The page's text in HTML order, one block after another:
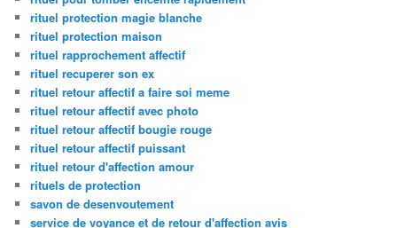
rituel protection magie blanche
rituel protection maison
rituel rapprochement affectif
rituel recuperer son ex
rituel retour affectif a faire soi meme
rituel retour affectif avec photo
rituel retour affectif bougie rouge
rituel retour affectif puissant
rituel retour d'affection amour
rituels de protection
savon de desenvoutement
service de voyance et de retour d'affection avis